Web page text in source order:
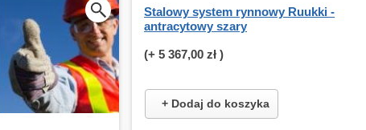
Stalowy system rynnowy Ruukki -
antracytowy szary
(+ 5 367,00 zł )
+ Dodaj do koszyka